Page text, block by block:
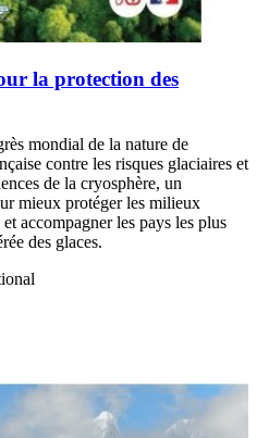
la protection des
mondial de la nature de
contre les risques glaciaires et
de la cryosphère, un
mieux protéger les milieux
accompagner les pays les plus
des glaces.